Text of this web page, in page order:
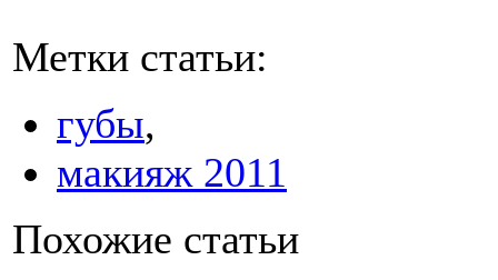
Метки статьи:
губы,
макияж 2011
Похожие статьи